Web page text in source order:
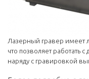
Лазерный гравер имеет
что позволяет работать
наряду с гравировкой